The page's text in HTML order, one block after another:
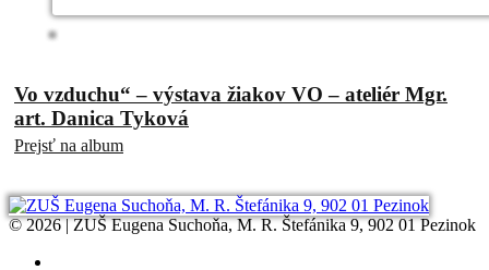
Vo vzduchu“ – výstava žiakov VO – ateliér Mgr.
art. Danica Tyková
Prejsť na album
© 2026 | ZUŠ Eugena Suchoňa, M. R. Štefánika 9, 902 01 Pezinok